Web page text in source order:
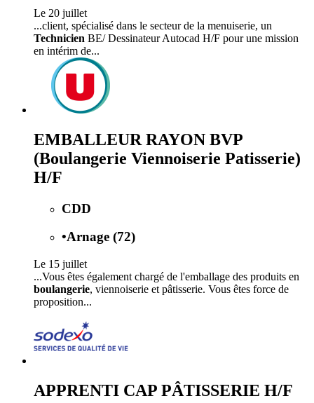
Le 20 juillet
...client, spécialisé dans le secteur de la menuiserie, un
Technicien BE/ Dessinateur Autocad H/F pour une mission
en intérim de...
EMBALLEUR RAYON BVP
(Boulangerie Viennoiserie Patisserie)
H/F
CDD
•Arnage (72)
Le 15 juillet
...Vous êtes également chargé de l'emballage des produits en
boulangerie, viennoiserie et pâtisserie. Vous êtes force de
proposition...
APPRENTI CAP PÂTISSERIE H/F